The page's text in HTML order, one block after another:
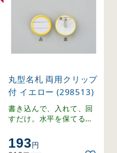
丸型名札 両用クリップ
付 イエロー (298513)
書き込んで、入れて、回
すだけ。水平を保てるガ
193円